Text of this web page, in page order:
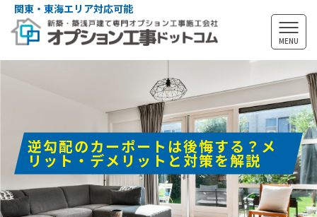
関東・東海エリア対応可能
MENU
逆勾配のカーポートは後悔する？メ
リット・デメリットと対策を解説